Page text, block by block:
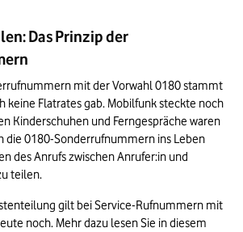
Das Prinzip der
mit der Vorwahl 0180 stammt
keine Flatrates gab. Mobilfunk steckte noch
Kinderschuhen und Ferngespräche waren
die 0180-Sonderrufnummern ins Leben
des Anrufs zwischen Anrufer:in und
teilen.
gilt bei Service-Rufnummern mit
noch. Mehr dazu lesen Sie in diesem